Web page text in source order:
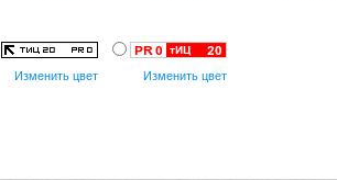
Изменить цвет Изменить цвет